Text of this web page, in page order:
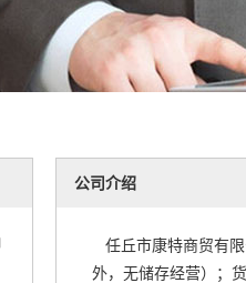
公司介绍
任丘市康特商贸有
外，无储存经营）；